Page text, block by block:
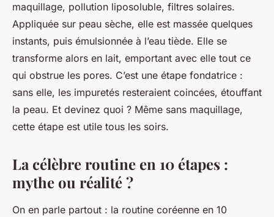
maquillage, pollution liposoluble, filtres solaires.
Appliquée sur peau sèche, elle est massée quelques
instants, puis émulsionnée à l’eau tiède. Elle se
transforme alors en lait, emportant avec elle tout ce
qui obstrue les pores. C’est une étape fondatrice :
sans elle, les impuretés resteraient coincées, étouffant
la peau. Et devinez quoi ? Même sans maquillage,
cette étape est utile tous les soirs.
La célèbre routine en 10 étapes :
mythe ou réalité ?
On en parle partout : la routine coréenne en 10